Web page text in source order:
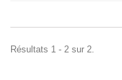
Résultats 1 - 2 sur 2.